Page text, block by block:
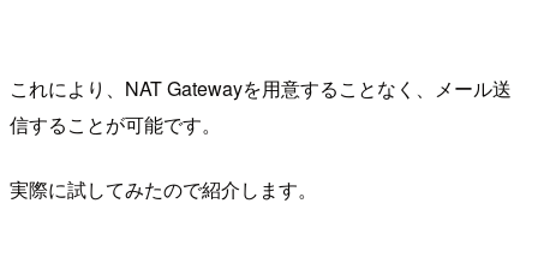
これにより、NAT Gatewayを用意することなく、メール送
信することが可能です。
実際に試してみたので紹介します。